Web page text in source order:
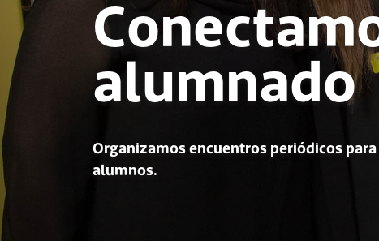
alumnado
Organizamos encuentros periódicos
alumnos.